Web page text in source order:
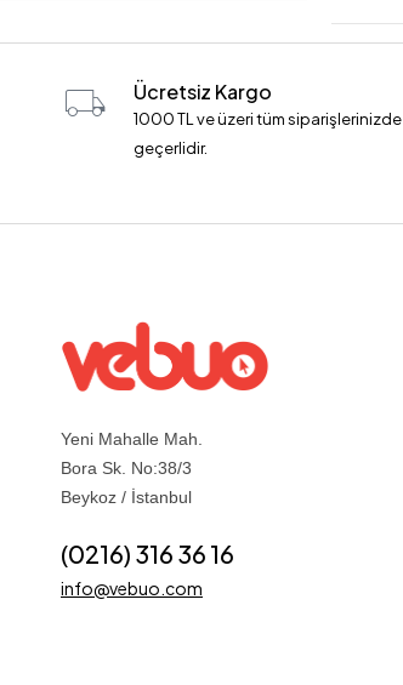
Ücretsiz Kargo
1000 TL ve üzeri tüm siparişlerinizde
geçerlidir.
Yeni Mahalle Mah.
Bora Sk. No:38/3
Beykoz / İstanbul
(0216) 316 36 16
info@vebuo.com